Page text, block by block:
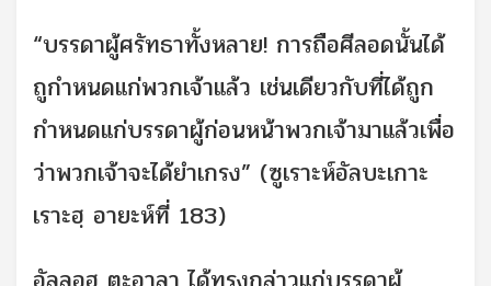
“บรรดาผู้ศรัทธาทั้งหลาย! การถือศีลอดนั้นได้
ถูกำหนดแก่พวกเจ้าแล้ว เช่นเดียวกับที่ได้ถูก
กำหนดแก่บรรดาผู้ก่อนหน้าพวกเจ้ามาแล้วเพื่อ
ว่าพวกเจ้าจะได้ยำเกรง” (ซูเราะห์อัลบะเกาะ
เราะฮฺ อายะห์ที่ 183)